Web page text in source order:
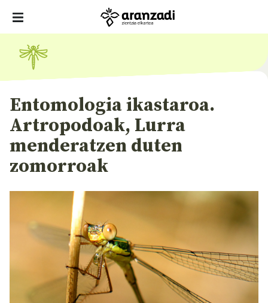
Entomologia ikastaroa.
Artropodoak, Lurra
menderatzen duten
zomorroak